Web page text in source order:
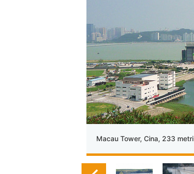
Macau Tower, Cina, 233 metri